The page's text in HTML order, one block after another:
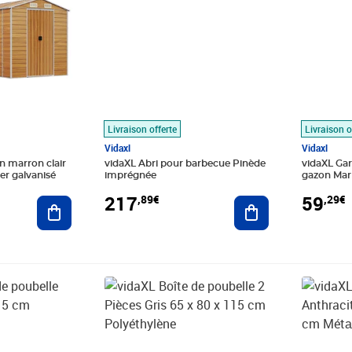
marron clair
galvanisé
Ajouter au panier
Livraison offerte
Vidaxl
vidaXL Abri pour barbecue Pinède
imprégnée
217,89€ Ajouter au panier
Livraison
Vidaxl
vidaXL
gazon
59,29€
Prix 223,89€ Prix